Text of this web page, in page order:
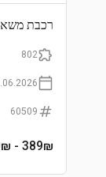
רכבת משא
802
60509
389₪
- 449₪